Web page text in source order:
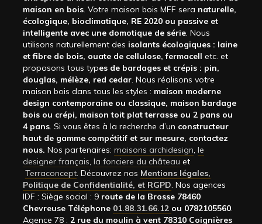
maison en bois. Votre maison bois MFF sera naturelle,
écologique, bioclimatique, RE 2020 ou passive et
intelligente avec une domotique de série. Nous
utilisons naturellement des isolants écologiques : laine
et fibre de bois, ouate de cellulose, fermacell etc. et
proposons tous types de bardages et crépis : pin,
douglas, mélèze, red cedar. Nous réalisons votre
maison bois dans tous les styles : maison moderne
design contemporaine ou classique, maison bardage
bois ou crépi, maison toit plat terrasse ou 2 pans ou
4 pans. Si vous êtes à la recherche d’un constructeur
haut de gamme compétitif et sur mesure, contactez
nous. Nos partenaires: maisons archidesign, le
designer français, la fonciere du château et
Terraconcept. Découvrez nos Mentions légales,
Politique de Confidentialité, et RGPD. Nos agences
IDF : Siège social : 9 route de la Brosse 78460
Chevreuse Téléphone 01.88.31.66.12 ou 0782105560.
Agence 78 : 2 rue du moulin à vent 78310 Coignières